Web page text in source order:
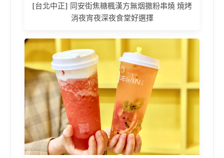
[台北中正] 同安街焦糖楓漢方無烟撒粉串燒 燒烤
消夜宵夜深夜食堂好選擇